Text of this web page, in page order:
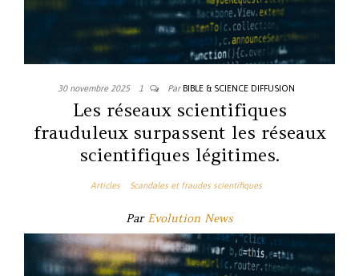
30 novembre 2025 1 Par BIBLE & SCIENCE DIFFUSION
Les réseaux scientifiques
frauduleux surpassent les réseaux
scientifiques légitimes.
Articles Scandales et fraudes scientifiques
Par Evolution News